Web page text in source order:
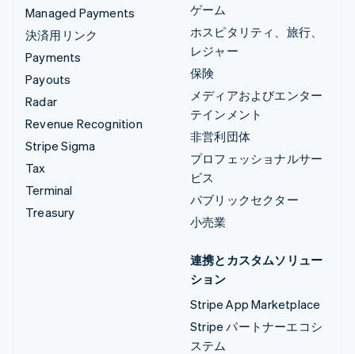
Managed Payments
決済用リンク
Payments
Payouts
Radar
Revenue Recognition
Stripe Sigma
Tax
Terminal
Treasury
ゲーム
ホスピタリティ、旅行、
レジャー
保険
メディアおよびエンター
テインメント
非営利団体
プロフェッショナルサー
ビス
パブリックセクター
小売業
連携とカスタムソリュー
ション
Stripe App Marketplace
Stripe パートナーエコシ
ステム